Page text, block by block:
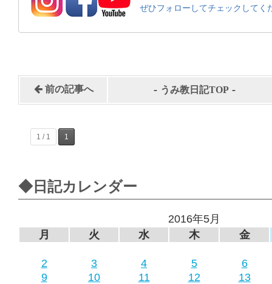
ぜひフォローしてチェックしてく
前の記事へ - うみ教日記TOP -
1 / 1 1
◆日記カレンダー
2016年5月
月
火 水 木 金
2 3 4 5
6
9
10 11 12
13